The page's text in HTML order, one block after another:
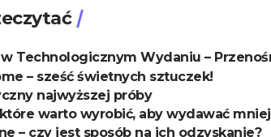
w Technologicznym Wydaniu –
– sześć świetnych sztuczek!
najwyższej próby
warto wyrobić, aby wydawać
– czy jest sposób na ich odzyskanie?